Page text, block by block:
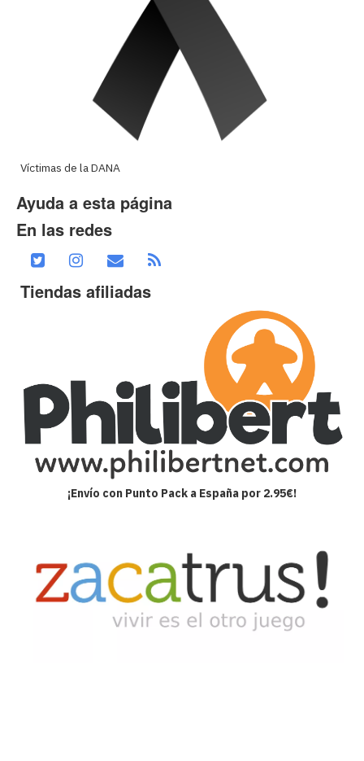
Víctimas de la DANA
Ayuda a esta página
En las redes
Tiendas afiliadas
¡Envío con Punto Pack a España por 2.95€!